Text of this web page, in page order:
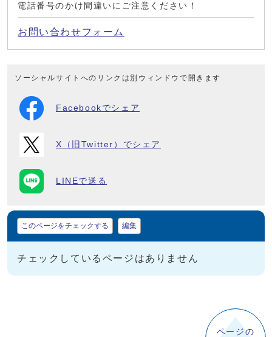
電話番号のかけ間違いにご注意ください！
お問い合わせフォーム
ソーシャルサイトへのリンクは別ウィンドウで開きます
Facebookでシェア
X（旧Twitter）でシェア
LINEで送る
マイページ
このページをチェックする 編集
チェックしているページはありません
ページの